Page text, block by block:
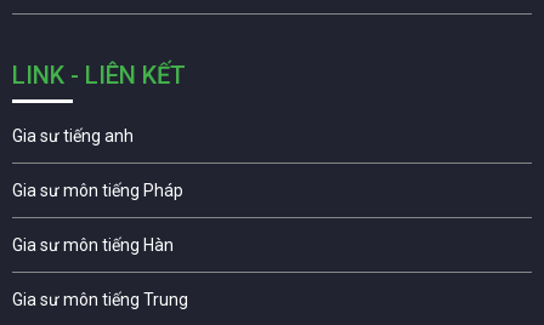
LINK - LIÊN KẾT
Gia sư tiếng anh
Gia sư môn tiếng Pháp
Gia sư môn tiếng Hàn
Gia sư môn tiếng Trung